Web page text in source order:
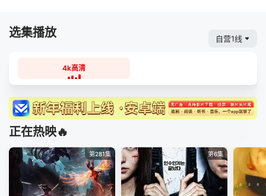
选集播放 自营1线
4k高清
正在热映🔥
第281集 第6集